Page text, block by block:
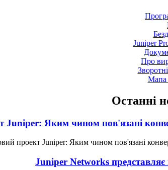
Juniper
Про
Мапа
Останні
Juniper: Яким чином пов'язані
проект Juniper: Яким чином пов'язані
Juniper Networks